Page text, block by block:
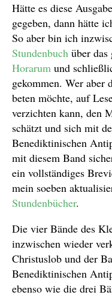
Hätte es diese
gegeben, dann hätte
So aber bin ich
Stundenbuch über das
Horarum und
gekommen. Wer aber
beten möchte, auf
verzichten kann, den
schätzt und sich mit
Benediktinischen
mit diesem Band
ein vollständiges
mein soeben
Stundenbücher.
Die vier Bände des
inzwischen wieder
Christuslob und der
Benediktinischen
ebenso wie die drei